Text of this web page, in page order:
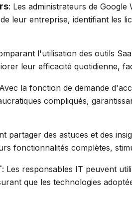
: Les administrateurs de
leur entreprise, identifiant les
l'utilisation des outils
leur efficacité quotidienne,
la fonction de demande
compliqués,
partager des astuces et des
fonctionnalités complètes,
: Les responsables IT peuvent
que les technologies